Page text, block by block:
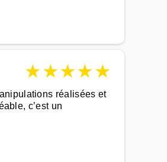
★★★★★
réalisées et
c’est un